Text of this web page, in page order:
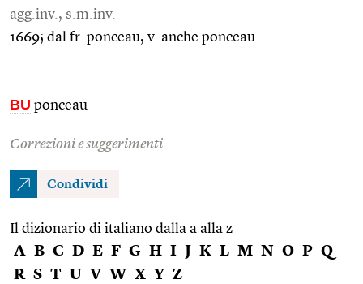
agg.inv., s.m.inv.
1669; dal fr. ponceau, v. anche ponceau.
BU ponceau
Correzioni e suggerimenti
Condividi
Il dizionario di italiano dalla a alla z
A B C D E F G H I J K L M N O P Q
R S T U V W X Y Z